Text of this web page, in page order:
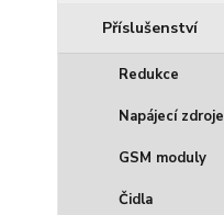
Příslušenství
Redukce
Napájecí zdroje
GSM moduly
Čidla